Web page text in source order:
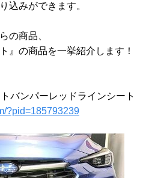
込みができます。
の商品、
』の商品を一挙紹介します！
バンパーレッドラインシート
?pid=185793239